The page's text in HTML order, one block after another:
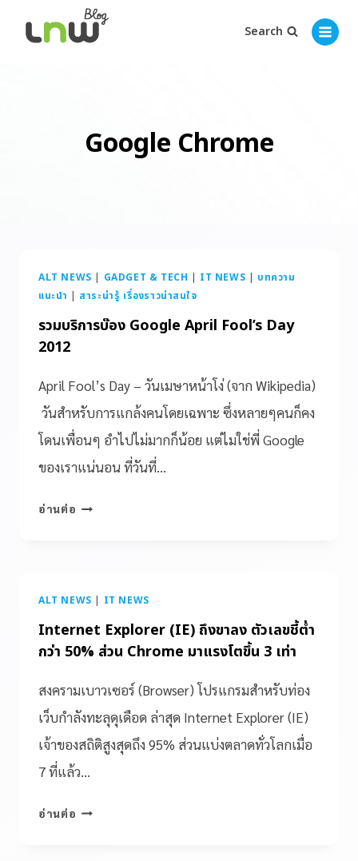
Search
Google Chrome
ALT NEWS | GADGET & TECH | IT NEWS | บทความ
แนะนำ | สาระน่ารู้ เรื่องราวน่าสนใจ
รวมบริการบ๊อง Google April Fool’s Day
2012
April Fool’s Day – วันเมษาหน้าโง่ (จาก Wikipedia)
วันสำหรับการแกล้งคนโดยเฉพาะ ซึ่งหลายๆคนก็คง
โดนเพื่อนๆ อำไปไม่มากก็น้อย แต่ไมใช่พี่ Google
ของเราแน่นอน ที่วันที่…
อ่านต่อ
ALT NEWS | IT NEWS
Internet Explorer (IE) ถึงขาลง ตัวเลขชี้ต่ำ
กว่า 50% ส่วน Chrome มาแรงโตขึ้น 3 เท่า
สงครามเบาวเซอร์ (Browser) โปรแกรมสำหรับท่อง
เว็บกำลังทะลุดุเดือด ล่าสุด Internet Explorer (IE)
เจ้าของสถิติสูงสุดถึง 95% ส่วนแบ่งตลาดทั่วโลกเมื่อ
7 ที่แล้ว…
อ่านต่อ